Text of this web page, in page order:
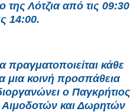
της Λότζια από τις 09:30
14:00.
πραγματοποιείται κάθε
μια κοινή προσπάθεια
ο Παγκρήτιος
και Δωρητών